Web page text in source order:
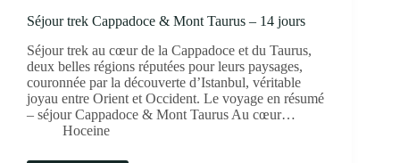
Séjour trek Cappadoce & Mont Taurus – 14 jours
Séjour trek au cœur de la Cappadoce et du Taurus,
deux belles régions réputées pour leurs paysages,
couronnée par la découverte d’Istanbul, véritable
joyau entre Orient et Occident. Le voyage en résumé
– séjour Cappadoce & Mont Taurus Au cœur…
Hoceine